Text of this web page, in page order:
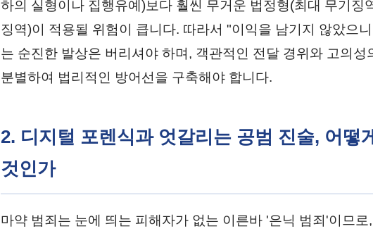
하의 실형이나 집행유예)보다 훨씬 무거운 법정형(최대 무기징
징역)이 적용될 위험이 큽니다. 따라서 "이익을 남기지 않았으
는 순진한 발상은 버리셔야 하며, 객관적인 전달 경위와 고의성
분별하여 법리적인 방어선을 구축해야 합니다.
2. 디지털 포렌식과 엇갈리는 공범 진술, 어떻
것인가
마약 범죄는 눈에 띄는 피해자가 없는 이른바 '은닉 범죄'이므